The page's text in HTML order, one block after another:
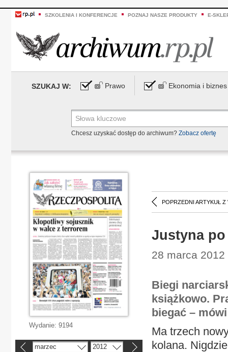
SZKOLENIA I KONFERENCJE POZNAJ NASZE PRODUKTY E-
SZUKAJ W: Prawo Ekonomia i biznes
Chcesz uzyskać dostęp do archiwum? Zobacz ofertę
POPRZEDNI ARTYKUŁ Z
Justyna
28 marca 2012
Biegi
książkowo.
biegać –
Ma trzech
kolana.
Wydanie: 9194
marzec 2012